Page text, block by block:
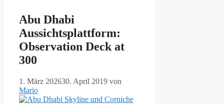
Abu Dhabi
Aussichtsplattform:
Observation Deck at
300
1. März 202630. April 2019 von
Mario